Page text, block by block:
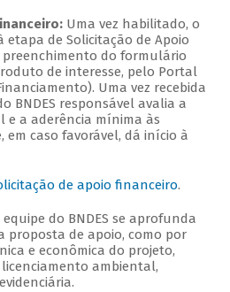
Uma vez habilitado, o
de Solicitação de Apoio
preenchimento do formulário
de interesse, pelo Portal
Uma vez recebida
BNDES responsável avalia a
a aderência mínima às
em caso favorável, dá início à
de apoio financeiro.
do BNDES se aprofunda
proposta de apoio, como por
e econômica do projeto,
ambiental,